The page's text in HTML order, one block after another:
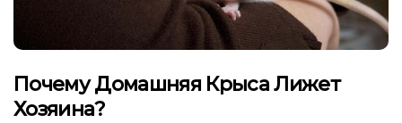
Почему Домашняя Крыса Лижет
Хозяина?